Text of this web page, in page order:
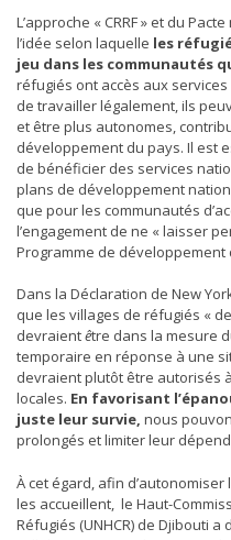
ADDS/AFD : UN
BENNES DE 20 M3
L’approche « CRRF » et du
l’idée selon laquelle les
jeu dans les communautés
réfugiés ont accès aux
de travailler légalement, ils
et être plus autonomes,
développement du pays. Il est
de bénéficier des services
plans de développement
que pour les communautés
l’engagement de ne « laisser
Programme de développement
Dans la Déclaration de New
que les villages de réfugiés «
devraientêtre dans la mesure
temporaire en réponse à une
devraient plutôt être autorisés
locales. En favorisant
juste leur survie, nous
prolongés et limiter leur
À cet égard, afin
les accueillent, le Haut-
Réfugiés (UNHCR) de Djibouti